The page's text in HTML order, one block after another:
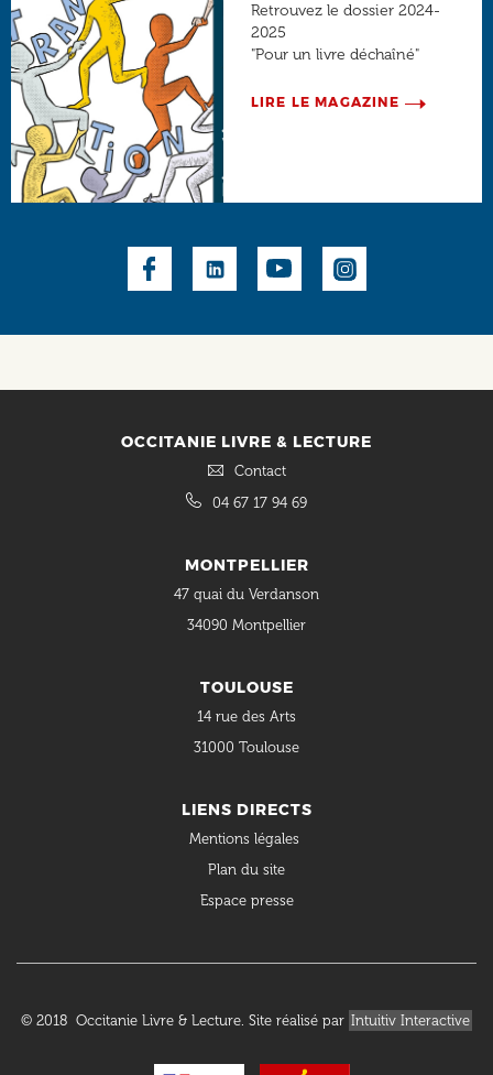
Retrouvez le dossier 2024-
2025
"Pour un livre déchaîné"
LIRE LE MAGAZINE
OCCITANIE LIVRE & LECTURE
Contact
04 67 17 94 69
MONTPELLIER
47 quai du Verdanson
34090 Montpellier
TOULOUSE
14 rue des Arts
31000 Toulouse
LIENS DIRECTS
Mentions légales
Plan du site
Espace presse
© 2018 Occitanie Livre & Lecture. Site réalisé par Intuitiv Interactive